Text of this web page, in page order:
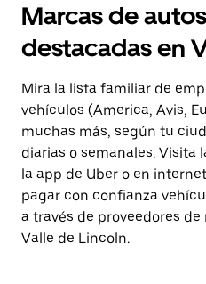
Marcas de
destacadas en
Mira la lista familiar de
vehículos (America, Avis,
muchas más, según tu
diarias o semanales. Visita
la app de Uber o en internet
pagar con confianza
a través de proveedores
Valle de Lincoln.